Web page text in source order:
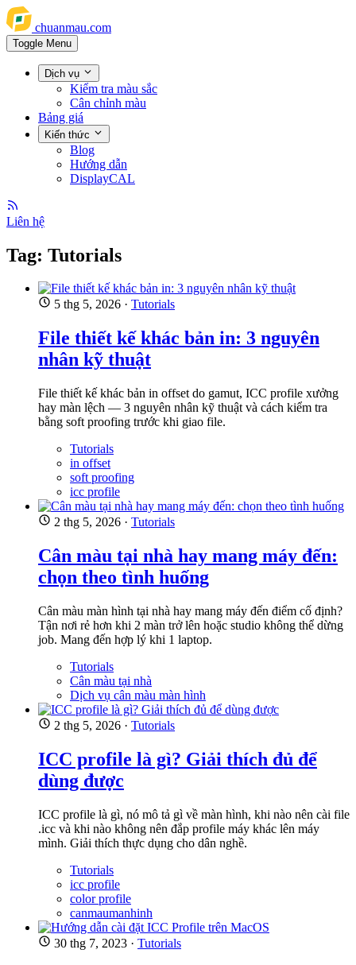
chuanmau.com
Toggle Menu
Dịch vụ
Kiểm tra màu sắc
Cân chỉnh màu
Bảng giá
Kiến thức
Blog
Hướng dẫn
DisplayCAL
Liên hệ
Tag: Tutorials
5 thg 5, 2026 · Tutorials
File thiết kế khác bản in: 3 nguyên
nhân kỹ thuật
File thiết kế khác bản in offset do gamut, ICC profile xưởng
hay màn lệch — 3 nguyên nhân kỹ thuật và cách kiểm tra
bằng soft proofing trước khi giao file.
Tutorials
in offset
soft proofing
icc profile
2 thg 5, 2026 · Tutorials
Cân màu tại nhà hay mang máy đến:
chọn theo tình huống
Cân màu màn hình tại nhà hay mang máy đến điểm cố định?
Tận nơi rẻ hơn khi 2 màn trở lên hoặc studio không thể dừng
job. Mang đến hợp lý khi 1 laptop.
Tutorials
Cân màu tại nhà
Dịch vụ cân màu màn hình
2 thg 5, 2026 · Tutorials
ICC profile là gì? Giải thích đủ để
dùng được
ICC profile là gì, nó mô tả gì về màn hình, khi nào nên cài file
.icc và khi nào không nên đắp profile máy khác lên máy
mình. Giải thích thực dụng cho dân nghề.
Tutorials
icc profile
color profile
canmaumanhinh
30 thg 7, 2023 · Tutorials